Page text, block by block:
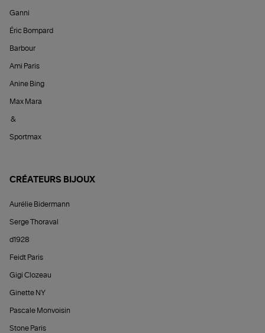
Ganni
Éric Bompard
Barbour
Ami Paris
Anine Bing
Max Mara
&
Sportmax
CRÉATEURS BIJOUX
Aurélie Bidermann
Serge Thoraval
d1928
Feidt Paris
Gigi Clozeau
Ginette NY
Pascale Monvoisin
Stone Paris